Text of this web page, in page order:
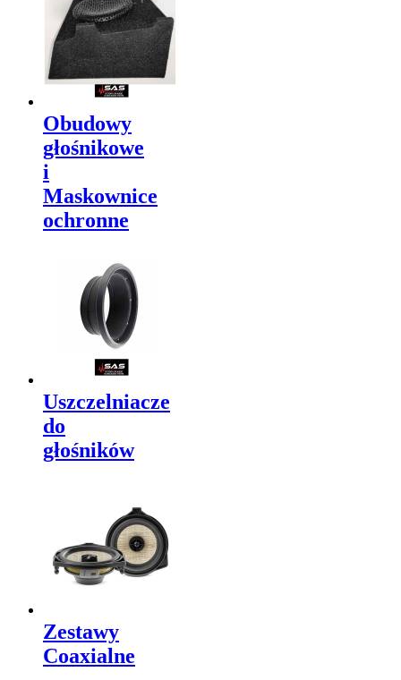
Obudowy
głośnikowe
i
Maskownice
ochronne
Uszczelniacze
do
głośników
Zestawy
Coaxialne